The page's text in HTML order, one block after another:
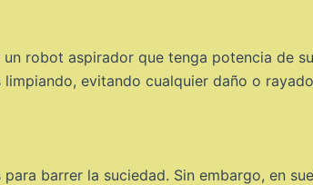
robot aspirador que tenga potencia de
evitando cualquier daño o
barrer la suciedad. Sin embargo, en